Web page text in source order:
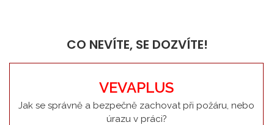
CO NEVÍTE, SE DOZVÍTE!
VEVAPLUS
Jak se správně a bezpečně zachovat při požáru, nebo
úrazu v práci?